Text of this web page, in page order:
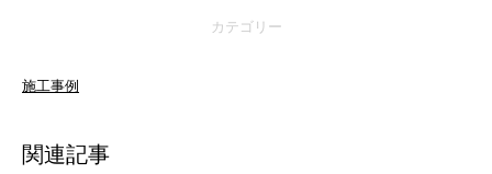
カテゴリー
施工事例
関連記事